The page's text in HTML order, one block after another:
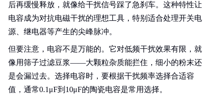
后再缓慢释放，就像给干扰信号踩了急刹车。这种特性让
电容成为对抗电磁干扰的理想工具，特别适合处理开关电
源、继电器等产生的尖峰脉冲。
但要注意，电容不是万能的。它对低频干扰效果有限，就
像用筛子过滤豆浆——大颗粒杂质能拦住，细小的粉末还
是会漏过去。选择电容时，要根据干扰频率选择合适容
值，通常0.1μF到10μF的陶瓷电容是常用选择。